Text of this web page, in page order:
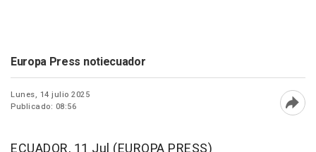
Europa Press notiecuador
Lunes, 14 julio 2025
Publicado: 08:56